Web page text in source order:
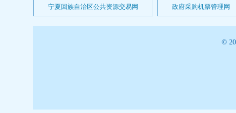
宁夏回族自治区公共资源交易网 政府采购机票管理网
©